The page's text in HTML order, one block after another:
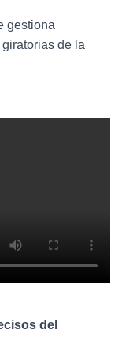
gestiona
de la
del